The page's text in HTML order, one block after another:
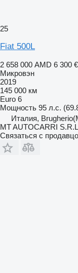
25
Fiat 500L
2 658 000 AMD 6 300 €
Микровэн
2019
145 000 км
Euro 6
Мощность 95 л.с.
Италия,
MT AUTOCARRI
Связаться с